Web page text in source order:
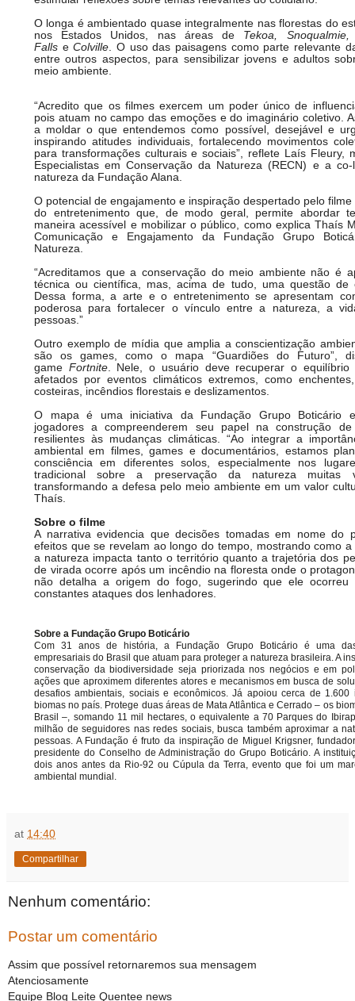
O longa é ambientado quase integralmente nas florestas do
nos Estados Unidos, nas áreas de Tekoa,
Falls eColville. O uso das paisagens como parte relevante
entre outros aspectos, para sensibilizar jovens e adultos
meio ambiente.
“Acredito que os filmes exercem um poder único de
pois atuam no campo das emoções e do imaginário coletivo.
a moldar o que entendemos como possível, desejável e
inspirando atitudes individuais, fortalecendo movimentos
para transformações culturais e sociais”, reflete Laís Fleury,
Especialistas em Conservação da Natureza (RECN) e a
natureza da Fundação Alana.
O potencial de engajamento e inspiração despertado pelo
do entretenimento que, de modo geral, permite abordar
maneira acessível e mobilizar o público, como explica Thaís
Comunicação e Engajamento da Fundação Grupo
Natureza.
“Acreditamos que a conservação do meio ambiente não é
técnica ou científica, mas, acima de tudo, uma questão de
Dessa forma, a arte e o entretenimento se apresentam
poderosa para fortalecer o vínculo entre a natureza, a
pessoas.”
Outro exemplo de mídia que amplia a conscientização
são os games, como o mapa “Guardiões do Futuro”,
game Fortnite. Nele, o usuário deve recuperar o equilíbrio
afetados por eventos climáticos extremos, como
costeiras, incêndios florestais e deslizamentos.
O mapa é uma iniciativa da Fundação Grupo Boticário
jogadores a compreenderem seu papel na construção de
resilientes às mudanças climáticas. “Ao integrar a
ambiental em filmes, games e documentários, estamos
consciência em diferentes solos, especialmente nos
tradicional sobre a preservação da natureza muitas
transformando a defesa pelo meio ambiente em um valor
Thaís.
Sobre o filme
A narrativa evidencia que decisões tomadas em nome do
efeitos que se revelam ao longo do tempo, mostrando como
a natureza impacta tanto o território quanto a trajetória dos
de virada ocorre após um incêndio na floresta onde o
não detalha a origem do fogo, sugerindo que ele ocorreu
constantes ataques dos lenhadores.
Sobre a Fundação Grupo Boticário
Com 31 anos de história, a
Fundação Grupo Boticárioé uma das
empresariais do Brasil que atuam para proteger a natureza brasileira. A
conservação da biodiversidade seja priorizada nos negócios e em
ações que aproximem diferentes atores e mecanismos em busca de
desafios ambientais, sociais e econômicos. Já apoiou cerca de 1.600
biomas no país. Protege duas áreas de Mata Atlântica e Cerrado – os
Brasil –, somando 11 mil hectares, o equivalente a 70 Parques do
milhão de seguidores nas redes sociais, busca também aproximar a
pessoas. A Fundação é fruto da inspiração de Miguel Krigsner,
presidente do Conselho de Administração do Grupo Boticário. A
dois anos antes da Rio-92 ou Cúpula da Terra, evento que foi um
ambiental mundial.
at 14:40
Compartilhar
Nenhum comentário:
Postar um comentário
Assim que possível retornaremos sua mensagem
Atenciosamente
Equipe Blog Leite Quentee news